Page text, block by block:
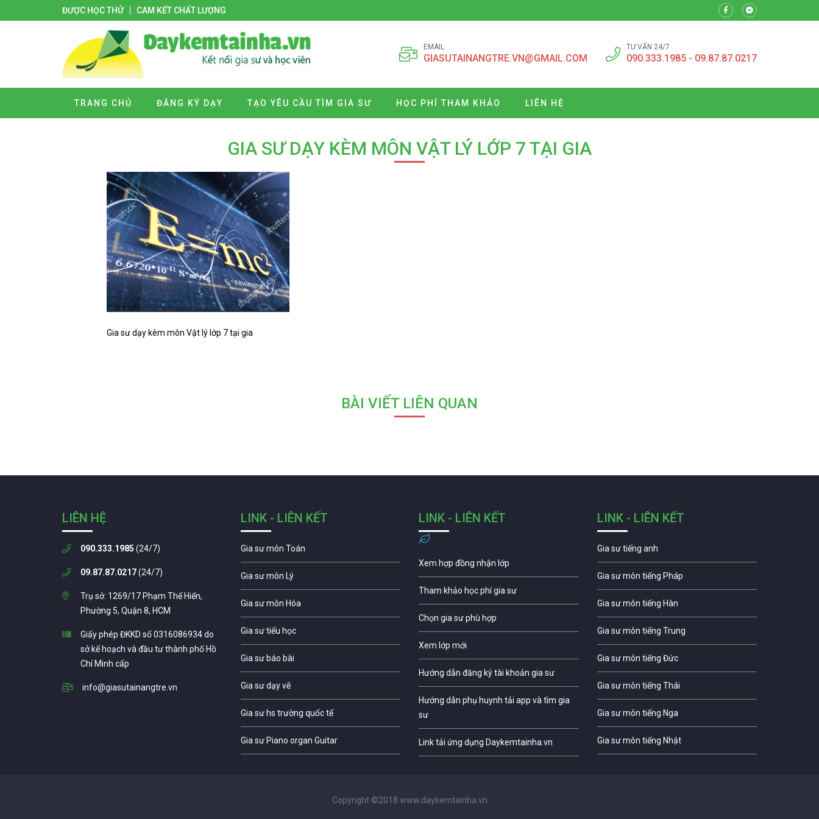
ĐƯỢC HỌC THỬ CAM KẾT CHẤT LƯỢNG
EMAIL
GIASUTAINANGTRE.VN@GMAIL.COM
TƯ VẤN 24/7
090.333.1985 - 09.87.87.0217
TRANG CHỦ ĐĂNG KÝ DẠY TẠO YÊU CẦU TÌM GIA SƯ HỌC PHÍ THAM KHẢO LIÊN HỆ
GIA SƯ DẠY KÈM MÔN VẬT LÝ LỚP 7 TẠI GIA
Gia sư dạy kèm môn Vật lý lớp 7 tại gia
BÀI VIẾT LIÊN QUAN
LIÊN HỆ
090.333.1985 (24/7)
09.87.87.0217(24/7)
Trụ sở: 1269/17 Phạm Thế Hiển,
Phường 5, Quận 8, HCM
Giấy phép ĐKKD số 0316086934 do
sở kế hoạch và đầu tư thành phố Hồ
Chí Minh cấp
info@giasutainangtre.vn
LINK - LIÊN KẾT
Gia sư môn Toán
Gia sư môn Lý
Gia sư môn Hóa
Gia sư tiểu học
Gia sư báo bài
Gia sư dạy vẽ
Gia sư hs trường quốc tế
Gia sư Piano organ Guitar
LINK - LIÊN KẾT
Xem hợp đồng nhận lớp
Tham khảo học phí gia sư
Chọn gia sư phù hợp
Xem lớp mới
Hướng dẫn đăng ký tài khoản gia sư
Hướng dẫn phụ huynh tải app và tìm gia
sư
Link tải ứng dụng Daykemtainha.vn
LINK - LIÊN KẾT
Gia sư tiếng anh
Gia sư môn tiếng Pháp
Gia sư môn tiếng Hàn
Gia sư môn tiếng Trung
Gia sư môn tiếng Đức
Gia sư môn tiếng Thái
Gia sư môn tiếng Nga
Gia sư môn tiếng Nhật
Copyright ©2018 www.daykemtainha.vn